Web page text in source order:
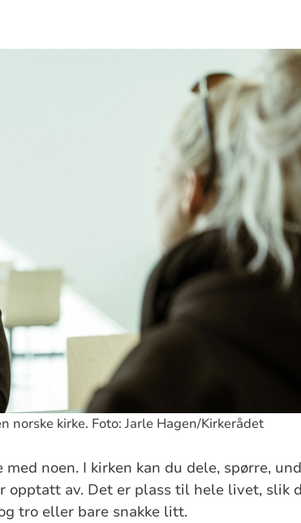
norske kirke. Foto: Jarle Hagen/Kirkerådet
noen. I kirken kan du dele, spørre,
opptatt av. Det er plass til hele livet, slik
tro eller bare snakke litt.